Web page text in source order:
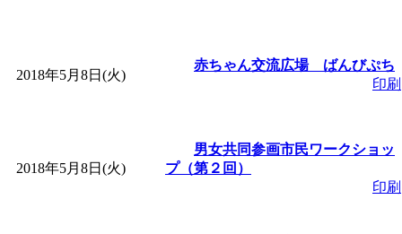
間：2026/08/10～2026/
de 健康づくり」
」
2018年5月8日(火)
赤ちゃん交流広場 ばんびぷち
印刷
2018年5月8日(火)
男女共同参画市民ワークショッ
プ（第２回）
印刷